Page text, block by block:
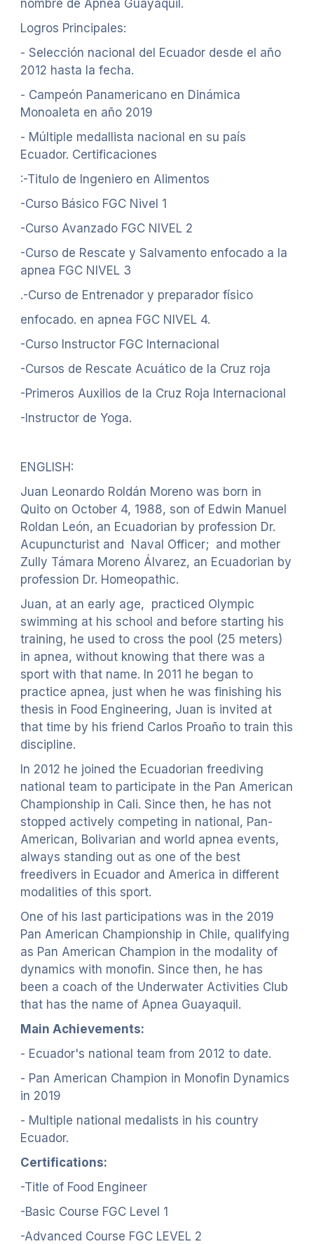
nombre de Apnea Guayaquil.
Logros Principales:
- Selección nacional del Ecuador desde el año
2012 hasta la fecha.
- Campeón Panamericano en Dinámica
Monoaleta en año 2019
- Múltiple medallista nacional en su país
Ecuador. Certificaciones
:-Titulo de Ingeniero en Alimentos
-Curso Básico FGC Nivel 1
-Curso Avanzado FGC NIVEL 2
-Curso de Rescate y Salvamento enfocado a la
apnea FGC NIVEL 3
.-Curso de Entrenador y preparador físico
enfocado. en apnea FGC NIVEL 4.
-Curso Instructor FGC Internacional
-Cursos de Rescate Acuático de la Cruz roja
-Primeros Auxilios de la Cruz Roja Internacional
-Instructor de Yoga.
ENGLISH:
Juan Leonardo Roldán Moreno was born in
Quito on October 4, 1988, son of Edwin Manuel
Roldan León, an Ecuadorian by profession Dr.
Acupuncturist and Naval Officer; and mother
Zully Támara Moreno Álvarez, an Ecuadorian by
profession Dr. Homeopathic.
Juan, at an early age, practiced Olympic
swimming at his school and before starting his
training, he used to cross the pool (25 meters)
in apnea, without knowing that there was a
sport with that name. In 2011 he began to
practice apnea, just when he was finishing his
thesis in Food Engineering, Juan is invited at
that time by his friend Carlos Proaño to train this
discipline.
In 2012 he joined the Ecuadorian freediving
national team to participate in the Pan American
Championship in Cali. Since then, he has not
stopped actively competing in national, Pan-
American, Bolivarian and world apnea events,
always standing out as one of the best
freedivers in Ecuador and America in different
modalities of this sport.
One of his last participations was in the 2019
Pan American Championship in Chile, qualifying
as Pan American Champion in the modality of
dynamics with monofin. Since then, he has
been a coach of the Underwater Activities Club
that has the name of Apnea Guayaquil.
Main Achievements:
- Ecuador's national team from 2012 to date.
- Pan American Champion in Monofin Dynamics
in 2019
- Multiple national medalists in his country
Ecuador.
Certifications:
-Title of Food Engineer
-Basic Course FGC Level 1
-Advanced Course FGC LEVEL 2